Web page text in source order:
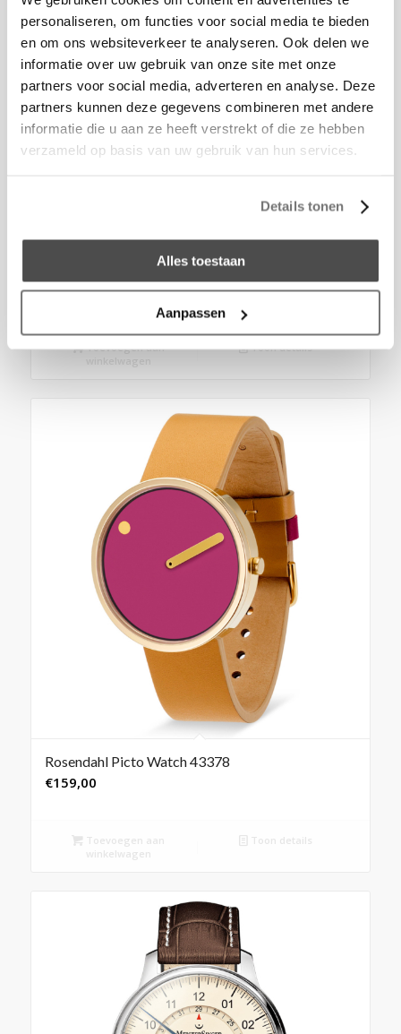
personaliseren, om functies voor social media te bieden
en om ons websiteverkeer te analyseren. Ook delen we
informatie over uw gebruik van onze site met onze
partners voor social media, adverteren en analyse. Deze
partners kunnen deze gegevens combineren met andere
informatie die u aan ze heeft verstrekt of die ze hebben
verzameld op basis van uw gebruik van hun services.
Details tonen
Alles toestaan
Aanpassen
Bólido Black, van de makers van Ventura
€980,00
Toevoegen aan
Toon details
Rosendahl Picto Watch 43378
€159,00
Toevoegen aan
winkelwagen
Toon details